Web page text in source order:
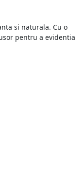
si naturala. Cu o
pentru a evidentia